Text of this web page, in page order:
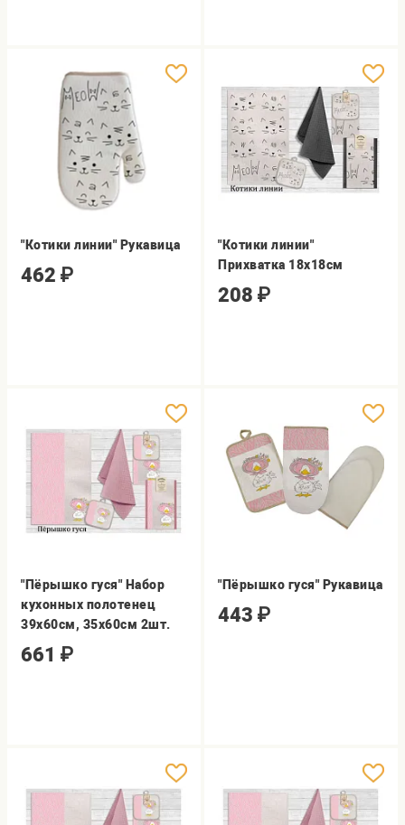
"Котики линии" Рукавица
462 ₽
"Котики линии"
Прихватка 18х18см
208 ₽
"Пёрышко гуся" Набор
кухонных полотенец
39х60см, 35х60см 2шт.
661 ₽
"Пёрышко гуся" Рукавица
443 ₽